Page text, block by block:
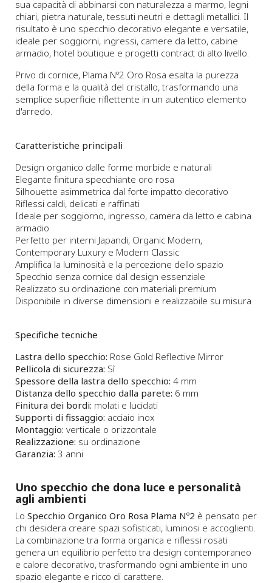
sua capacità di abbinarsi con naturalezza a marmo, legni
chiari, pietra naturale, tessuti neutri e dettagli metallici. Il
risultato è uno specchio decorativo elegante e versatile,
ideale per soggiorni, ingressi, camere da letto, cabine
armadio, hotel boutique e progetti contract di alto livello.
Privo di cornice, Plama Nº2 Oro Rosa esalta la purezza
della forma e la qualità del cristallo, trasformando una
semplice superficie riflettente in un autentico elemento
d'arredo.
Caratteristiche principali
Design organico dalle forme morbide e naturali
Elegante finitura specchiante oro rosa
Silhouette asimmetrica dal forte impatto decorativo
Riflessi caldi, delicati e raffinati
Ideale per soggiorno, ingresso, camera da letto e cabina
armadio
Perfetto per interni Japandi, Organic Modern,
Contemporary Luxury e Modern Classic
Amplifica la luminosità e la percezione dello spazio
Specchio senza cornice dal design essenziale
Realizzato su ordinazione con materiali premium
Disponibile in diverse dimensioni e realizzabile su misura
Specifiche tecniche
Lastra dello specchio: Rose Gold Reflective Mirror
Pellicola di sicurezza: Sì
Spessore della lastra dello specchio: 4 mm
Distanza dello specchio dalla parete: 6 mm
Finitura dei bordi: molati e lucidati
Supporti di fissaggio: acciaio inox
Montaggio: verticale o orizzontale
Realizzazione: su ordinazione
Garanzia: 3 anni
Uno specchio che dona luce e personalità
agli ambienti
Lo Specchio Organico Oro Rosa Plama Nº2 è pensato per
chi desidera creare spazi sofisticati, luminosi e accoglienti.
La combinazione tra forma organica e riflessi rosati
genera un equilibrio perfetto tra design contemporaneo
e calore decorativo, trasformando ogni ambiente in uno
spazio elegante e ricco di carattere.